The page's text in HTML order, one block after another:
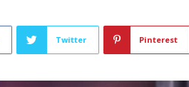
Twitter Pinterest